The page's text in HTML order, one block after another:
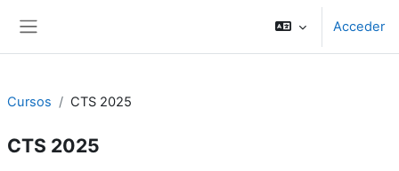
Acceder
Cursos CTS 2025
CTS 2025